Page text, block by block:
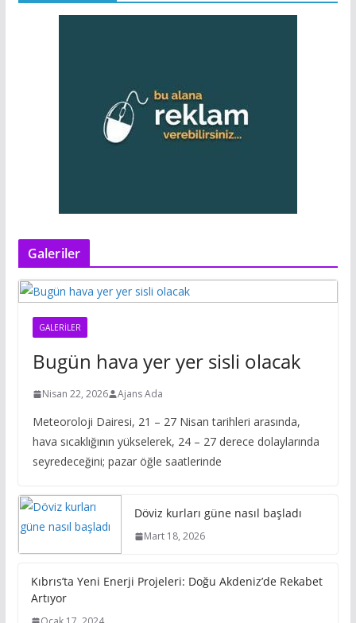
Galeriler
GALERILER
Bugün hava yer yer sisli olacak
Nisan 22, 2026 Ajans Ada
Meteoroloji Dairesi, 21 – 27 Nisan tarihleri arasında,
hava sıcaklığının yükselerek, 24 – 27 derece dolaylarında
seyredeceğini; pazar öğle saatlerinde
Döviz kurları güne nasıl başladı
Mart 18, 2026
Kıbrıs’ta Yeni Enerji Projeleri: Doğu Akdeniz’de Rekabet
Artıyor